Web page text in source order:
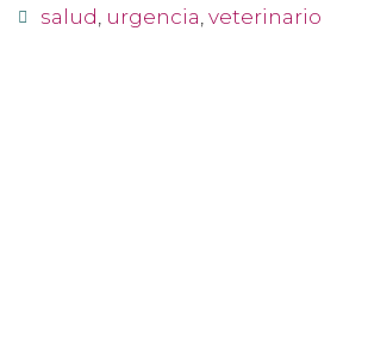
salud, urgencia, veterinario